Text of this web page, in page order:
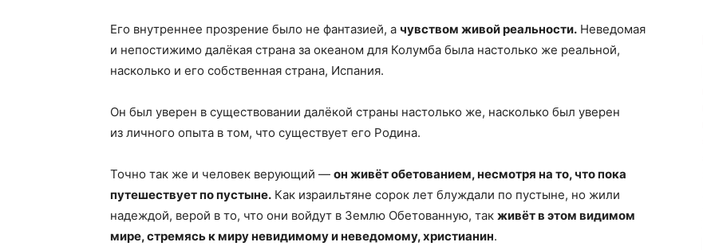
Его внутреннее прозрение было не фантазией, а чувством живой реальности. Неведомая
и непостижимо далёкая страна за океаном для Колумба была настолько же реальной,
насколько и его собственная страна, Испания.
Он был уверен в существовании далёкой страны настолько же, насколько был уверен
из личного опыта в том, что существует его Родина.
Точно так же и человек верующий — он живёт обетованием, несмотря на то, что пока
путешествует по пустыне. Как израильтяне сорок лет блуждали по пустыне, но жили
надеждой, верой в то, что они войдут в Землю Обетованную, так живёт в этом видимом
мире, стремясь к миру невидимому и неведомому, христианин.